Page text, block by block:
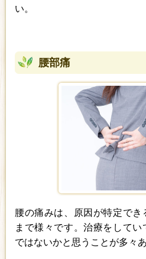
い。
腰部痛
腰の痛みは、原因が特定で
まで様々です。治療をして
ではないかと思うことが多々あ